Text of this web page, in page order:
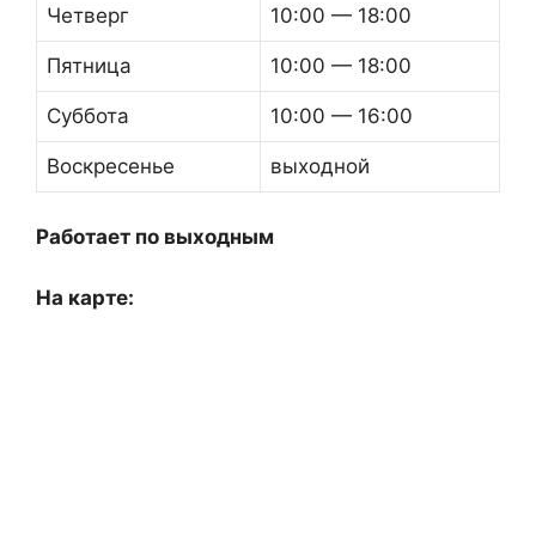
Четверг 10:00 — 18:00
Пятница 10:00 — 18:00
Суббота 10:00 — 16:00
Воскресенье выходной
Работает по выходным
На карте: